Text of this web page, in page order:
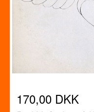
170,00 DKK